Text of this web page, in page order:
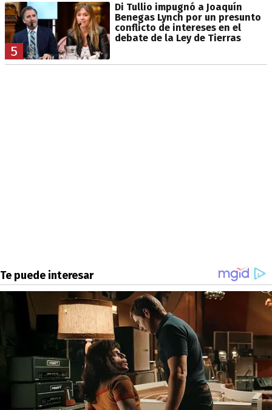
5
Di Tullio impugnó a Joaquín
Benegas Lynch por un presunto
conflicto de intereses en el
debate de la Ley de Tierras